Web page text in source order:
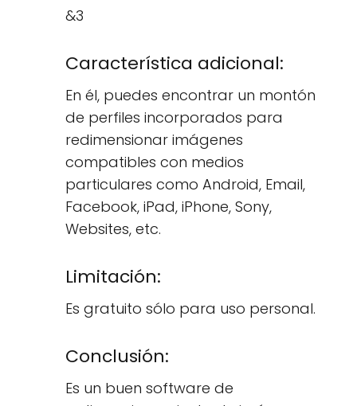
&3
Característica adicional:
En él, puedes encontrar un montón
de perfiles incorporados para
redimensionar imágenes
compatibles con medios
particulares como Android, Email,
Facebook, iPad, iPhone, Sony,
Websites, etc.
Limitación:
Es gratuito sólo para uso personal.
Conclusión:
Es un buen software de